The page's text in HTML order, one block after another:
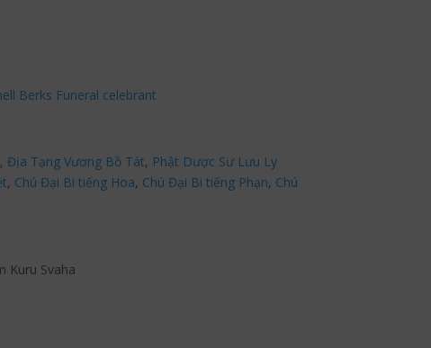
Berks Funeral celebrant
Địa Tạng Vương Bồ Tát, Phật Dược Sư Lưu Ly
, Chú Đại Bi tiếng Hoa, Chú Đại Bi tiếng Phạn, Chú
Kuru Svaha